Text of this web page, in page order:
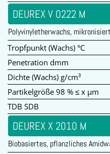
DEUREX V 0222 M
Polyvinyletherwachs, mikronisiert
Tropfpunkt (Wachs) °C
Penetration dmm
Dichte (Wachs) g/cm³
Partikelgröße 98 % ≤ x µm
TDB SDB
DEUREX X 2010 M
Biobasiertes, pflanzliches